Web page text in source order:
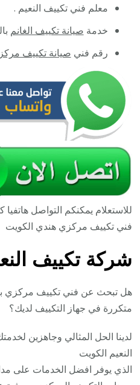
معلم فني تكييف النعيم .
خدمة صيانة تكييف الغانم
رقم فني صيانة تكييف
للاستعلام يمكنكم التواصل
فني تكييف مركزي هندي الكويت
شركة تكييف
هل تبحث عن فني تكييف مركزي
متكررة في جهاز التكييف لديك؟
لدينا الحل المثالي وجاهزين
النعيم الكويت
الذي يوفر افضل الخدمات على